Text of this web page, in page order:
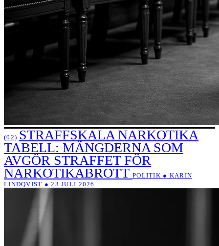
(02) STRAFFSKALA NARKOTIKA
TABELL: MÄNGDERNA SOM
AVGÖR STRAFFET FÖR
NARKOTIKABROTT POLITIK ● KARIN
LINDQVIST ● 23 JULI 2026